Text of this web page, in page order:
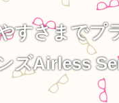
すさまでプ
ズAirless